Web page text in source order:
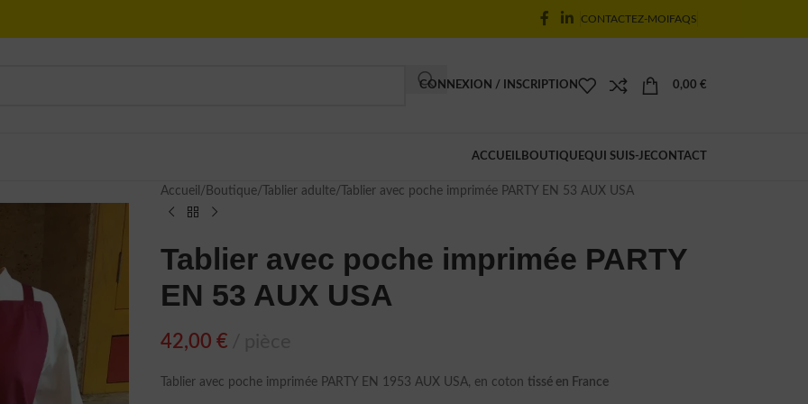
CONTACTEZ-MOIFAQS
CONNEXION / INSCRIPTION 0,00 €
ACCUEIL BOUTIQUEQUI SUIS-JECONTACT
Accueil Boutique Tablier adulte Tablier avec poche imprimée PARTY EN 53 AUX USA
Tablier avec poche imprimée PARTY
EN 53 AUX USA
42,00 €
Tablier avec poche imprimée PARTY EN 1953 AUX USA, en coton tissé en France